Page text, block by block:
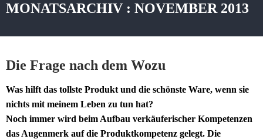
MONATSARCHIV : NOVEMBER 2013
Die Frage nach dem Wozu
Was hilft das tollste Produkt und die schönste Ware, wenn sie
nichts mit meinem Leben zu tun hat?
Noch immer wird beim Aufbau verkäuferischer Kompetenzen
das Augenmerk auf die Produktkompetenz gelegt. Die